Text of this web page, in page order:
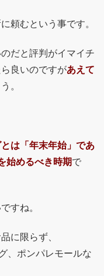
頼むという事です。
だと評判がイマイチ
良いのですがあえて
。
は「年末年始」であ
始めるべき時期で
すね。
に限らず、
、ポンパレモールな